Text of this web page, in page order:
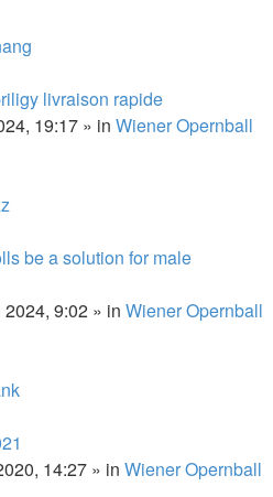
livraison rapide
19:17 » in Wiener Opernball
be a solution for male
9:02 » in Wiener Opernball
14:27 » in Wiener Opernball